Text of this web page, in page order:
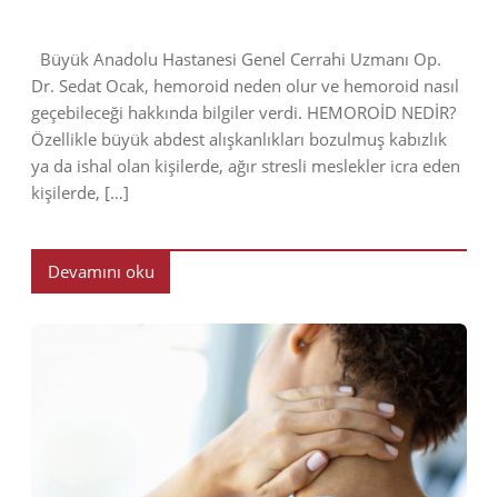
Büyük Anadolu Hastanesi Genel Cerrahi Uzmanı Op.
Dr. Sedat Ocak, hemoroid neden olur ve hemoroid nasıl
geçebileceği hakkında bilgiler verdi. HEMOROİD NEDİR?
Özellikle büyük abdest alışkanlıkları bozulmuş kabızlık
ya da ishal olan kişilerde, ağır stresli meslekler icra eden
kişilerde, […]
Devamını oku
2019